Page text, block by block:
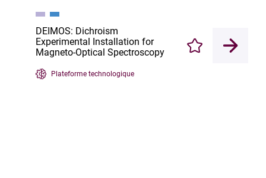
DEIMOS: Dichroism
Experimental Installation for
Magneto-Optical Spectroscopy
Plateforme technologique
Enregistrer